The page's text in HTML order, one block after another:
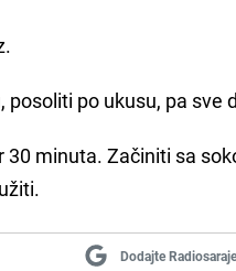
po ukusu, pa sve
30 minuta. Začiniti sa
Dodajte